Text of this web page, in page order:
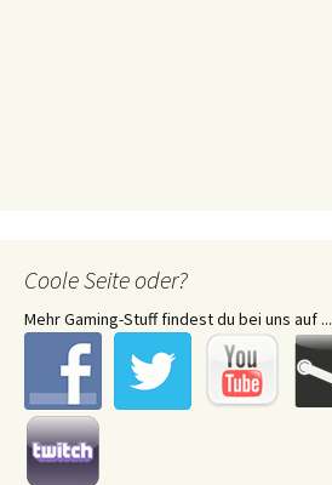
Coole Seite oder?
Mehr Gaming-Stuff findest du bei uns auf ...